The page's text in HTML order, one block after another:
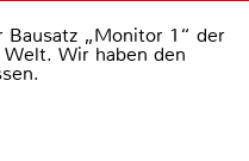
Bausatz „Monitor 1“ der
Wir haben den